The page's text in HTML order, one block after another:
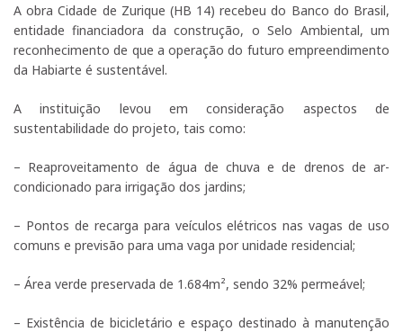
A obra Cidade de Zurique (HB 14) recebeu do Banco do Brasil,
entidade financiadora da construção, o Selo Ambiental, um
reconhecimento de que a operação do futuro empreendimento
da Habiarte é sustentável.
A instituição levou em consideração aspectos de
sustentabilidade do projeto, tais como:
– Reaproveitamento de água de chuva e de drenos de ar-
condicionado para irrigação dos jardins;
– Pontos de recarga para veículos elétricos nas vagas de uso
comuns e previsão para uma vaga por unidade residencial;
– Área verde preservada de 1.684m², sendo 32% permeável;
– Existência de bicicletário e espaço destinado à manutenção